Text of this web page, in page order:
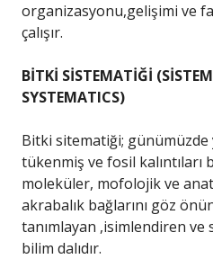
organizasyonu,gelişimi ve
çalışır.
BİTKİ SİSTEMATİĞİ
SYSTEMATICS)
Bitki sitematiği; günümüzde
tükenmiş ve fosil
moleküler, mofolojik ve
akrabalık bağlarını göz
tanımlayan ,isimlendiren ve
bilim dalıdır.